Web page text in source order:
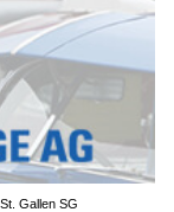
Gallen SG